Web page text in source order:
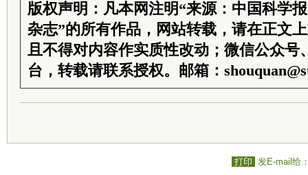
版权声明：凡本网注明“来源：中国科学
杂志”的所有作品，网站转载，请在正文
且不得对内容作实质性改动；微信公众号
台，转载请联系授权。邮箱：
打印 发E-mail给